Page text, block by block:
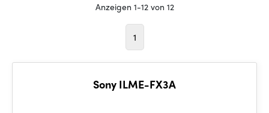
Anzeigen 1-12 von 12
1
Sony ILME-FX3A